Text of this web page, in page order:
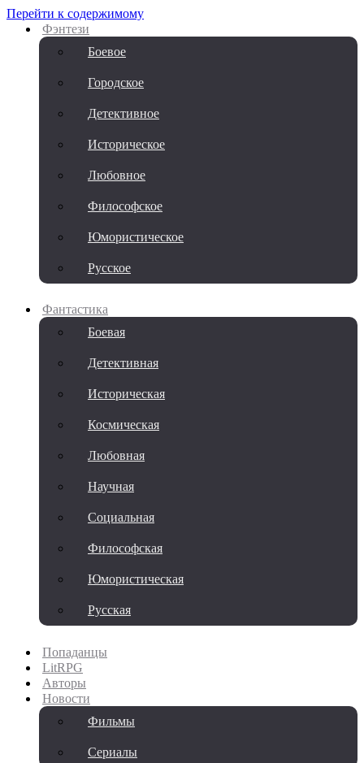
Перейти к содержимому
Фэнтези
Боевое
Городское
Детективное
Историческое
Любовное
Философское
Юмористическое
Русское
Фантастика
Боевая
Детективная
Историческая
Космическая
Любовная
Научная
Социальная
Философская
Юмористическая
Русская
Попаданцы
LitRPG
Авторы
Новости
Фильмы
Сериалы